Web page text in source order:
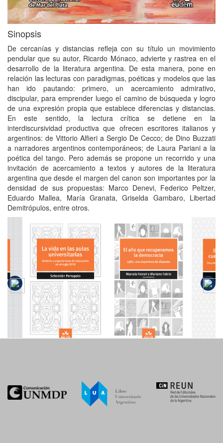
Sinopsis
De cercanías y distancias refleja con su título un movimiento
pendular que su autor, Ricardo Mónaco, advierte y rastrea en el
desarrollo de la literatura argentina. De esta manera, pone en
relación las lecturas con paradigmas, poéticas y modelos que las
han ido pautando: primero, un acercamiento admirativo,
discipular, para emprender luego el camino de búsqueda y logro
de una expresión propia que establece diferencias y distancias.
En este sentido, la lectura crítica se detiene en la
interdiscursividad productiva que ofrecen escritores italianos y
argentinos: de Vittorio Alfieri a Sergio De Cecco; de Dino Buzzati
a narradores argentinos contemporáneos; de Laura Pariani a la
poética del tango. Pero además se propone un recorrido y una
invitación de acercamiento a textos y autores de la literatura
argentina que desde el margen del canon son importantes por la
densidad de sus propuestas: Marco Denevi, Federico Peltzer,
Eduardo Mallea, María Granata, Griselda Gambaro, Libertad
Demitrópulos, entre otros.
La vida en
las aulas
universitarias
El año que
recuperamos
la
democracia